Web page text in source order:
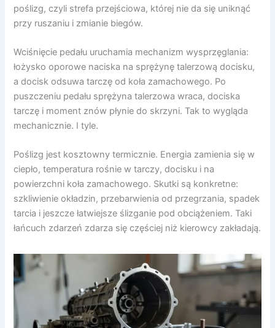
poślizg, czyli strefa przejściowa, której nie da się uniknąć
przy ruszaniu i zmianie biegów.
Wciśnięcie pedału uruchamia mechanizm wysprzęglania:
łożysko oporowe naciska na sprężynę talerzową docisku,
a docisk odsuwa tarczę od koła zamachowego. Po
puszczeniu pedału sprężyna talerzowa wraca, dociska
tarczę i moment znów płynie do skrzyni. Tak to wygląda
mechanicznie. I tyle.
Poślizg jest kosztowny termicznie. Energia zamienia się w
ciepło, temperatura rośnie w tarczy, docisku i na
powierzchni koła zamachowego. Skutki są konkretne:
szkliwienie okładzin, przebarwienia od przegrzania, spadek
tarcia i jeszcze łatwiejsze ślizganie pod obciążeniem. Taki
łańcuch zdarzeń zdarza się częściej niż kierowcy zakładają.